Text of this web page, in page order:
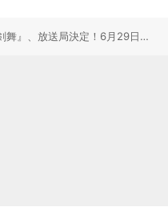
『精霊使いの剣舞』、放送局決定！6月29日には先行上映イベントも実施！